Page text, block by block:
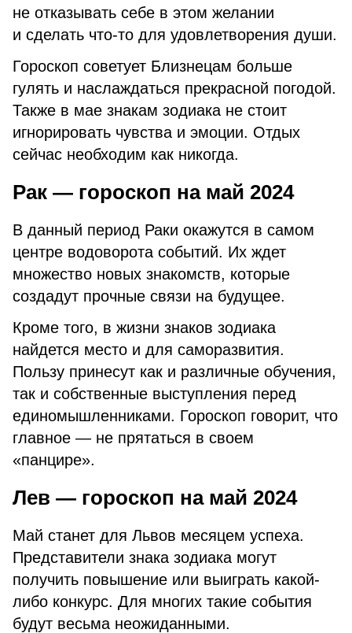
не отказывать себе в этом желании
и сделать что-то для удовлетворения души.
Гороскоп советует Близнецам больше
гулять и наслаждаться прекрасной погодой.
Также в мае знакам зодиака не стоит
игнорировать чувства и эмоции. Отдых
сейчас необходим как никогда.
Рак — гороскоп на май 2024
В данный период Раки окажутся в самом
центре водоворота событий. Их ждет
множество новых знакомств, которые
создадут прочные связи на будущее.
Кроме того, в жизни знаков зодиака
найдется место и для саморазвития.
Пользу принесут как и различные обучения,
так и собственные выступления перед
единомышленниками. Гороскоп говорит, что
главное — не прятаться в своем
«панцире».
Лев — гороскоп на май 2024
Май станет для Львов месяцем успеха.
Представители знака зодиака могут
получить повышение или выиграть какой-
либо конкурс. Для многих такие события
будут весьма неожиданными.